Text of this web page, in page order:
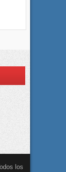
los